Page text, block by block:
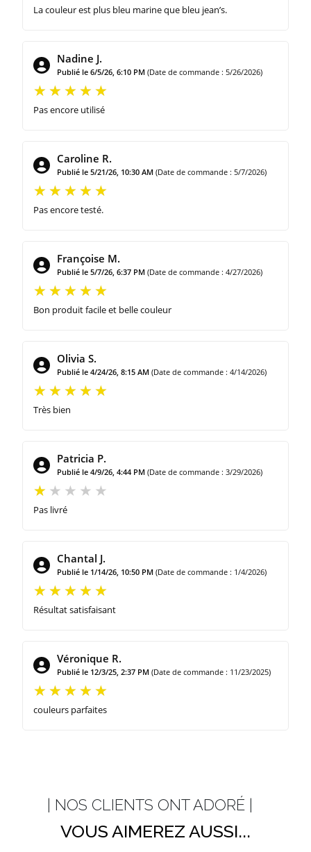
La couleur est plus bleu marine que bleu jean’s.
Nadine J.
Publié le 6/5/26, 6:10 PM (Date de commande : 5/26/2026)
Pas encore utilisé
Caroline R.
Publié le 5/21/26, 10:30 AM (Date de commande : 5/7/2026)
Pas encore testé.
Françoise M.
Publié le 5/7/26, 6:37 PM (Date de commande : 4/27/2026)
Bon produit facile et belle couleur
Olivia S.
Publié le 4/24/26, 8:15 AM (Date de commande : 4/14/2026)
Très bien
Patricia P.
Publié le 4/9/26, 4:44 PM (Date de commande : 3/29/2026)
Pas livré
Chantal J.
Publié le 1/14/26, 10:50 PM (Date de commande : 1/4/2026)
Résultat satisfaisant
Véronique R.
Publié le 12/3/25, 2:37 PM (Date de commande : 11/23/2025)
couleurs parfaites
| NOS CLIENTS ONT ADORÉ |
VOUS AIMEREZ AUSSI...